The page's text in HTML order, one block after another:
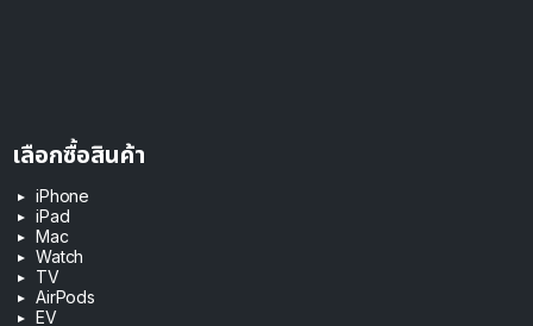
เลือกซื้อสินค้า
iPhone
iPad
Mac
Watch
TV
AirPods
EV